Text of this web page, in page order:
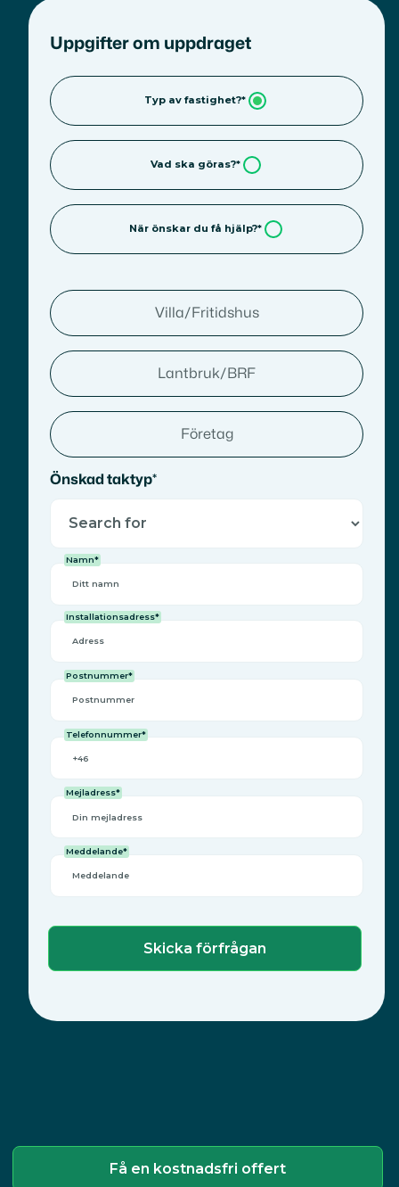
Uppgifter om uppdraget
Typ av fastighet?*
Vad ska göras?*
När önskar du få hjälp?*
Villa/Fritidshus
Lantbruk/BRF
Företag
Önskad taktyp*
Namn*
Installationsadress*
Postnummer*
Telefonnummer*
Mejladress*
Meddelande*
Få en kostnadsfri offert